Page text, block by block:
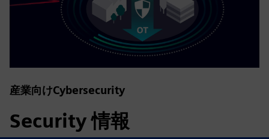
産業向けCybersecurity
Security 情報